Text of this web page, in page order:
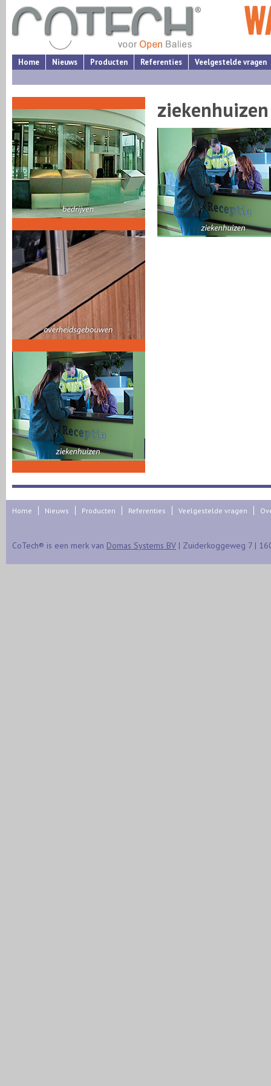
Home Nieuws Producten Referenties Veelgestelde vragen
ziekenhuizen
Home Nieuws Producten Referenties Veelgestelde vragen
CoTech® is een merk van Domas Systems BV | Zuiderkoggeweg 7 |